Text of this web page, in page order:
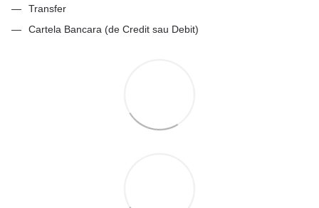
Transfer
Cartela Bancara (de Credit sau Debit)